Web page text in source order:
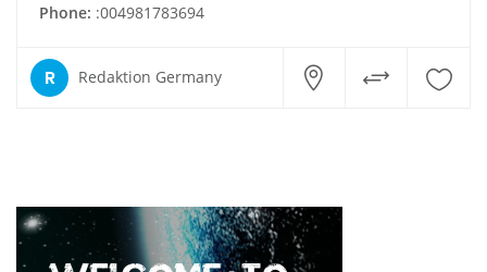
Phone: :004981783694
R Redaktion Germany